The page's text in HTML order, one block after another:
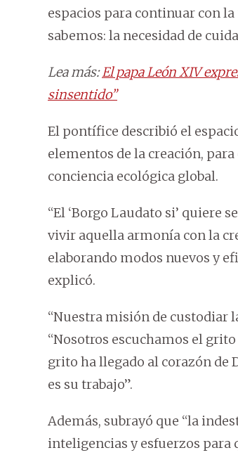
espacios para continuar con
sabemos: la necesidad de
Lea más:El papa León XIV
sinsentido”
El pontífice describió el
elementos de la creación,
conciencia ecológica global.
“El ‘Borgo Laudato si’ quiere
vivir aquella armonía con la
elaborando modos nuevos y
explicó.
“Nuestra misión de custodiar
“Nosotros escuchamos el
grito ha llegado al corazón de
es su trabajo”.
Además, subrayó que “la
inteligencias y esfuerzos para